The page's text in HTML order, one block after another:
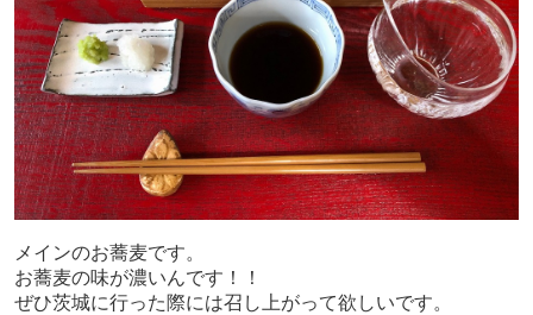
メインのお蕎麦です。
お蕎麦の味が濃いんです！！
ぜひ茨城に行った際には召し上がって欲しいです。